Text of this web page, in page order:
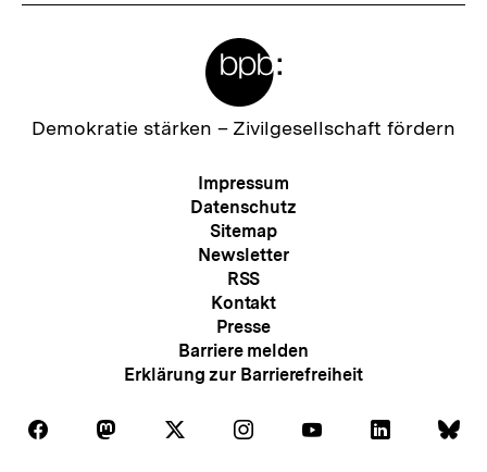
Zur
Demokratie stärken – Zivilgesellschaft fördern
Meta-
Navigation
Impressum
Datenschutz
Sitemap
Newsletter
RSS
Kontakt
Presse
Barriere melden
Erklärung zur Barrierefreiheit
Folgen
Auf
Folgen Folgen Folgen
Auf
Folgen Folgen